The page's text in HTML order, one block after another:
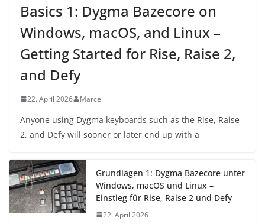
Basics 1: Dygma Bazecore on
Windows, macOS, and Linux –
Getting Started for Rise, Raise 2,
and Defy
22. April 2026 Marcel
Anyone using Dygma keyboards such as the Rise, Raise
2, and Defy will sooner or later end up with a
Grundlagen 1: Dygma Bazecore unter
Windows, macOS und Linux –
Einstieg für Rise, Raise 2 und Defy
22. April 2026